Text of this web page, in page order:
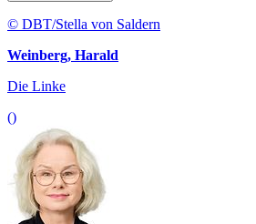
© DBT/Stella von Saldern
Weinberg, Harald
Die Linke
()